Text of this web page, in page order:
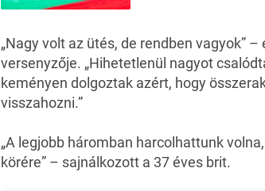
„Nagy volt az ütés, de rendben vagyok”
versenyzője. „Hihetetlenül nagyot
keményen dolgoztak azért, hogy
visszahozni.”
„A legjobb háromban harcolhattunk
körére” – sajnálkozott a 37 éves brit.